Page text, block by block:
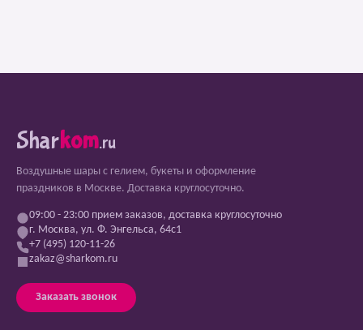
Sharkom.ru
Воздушные шары с гелием, букеты и оформление
праздников в Москве. Доставка круглосуточно.
09:00 - 23:00 прием заказов, доставка круглосуточно
г. Москва, ул. Ф. Энгельса, 64с1
+7 (495) 120-11-26
zakaz@sharkom.ru
Заказать звонок